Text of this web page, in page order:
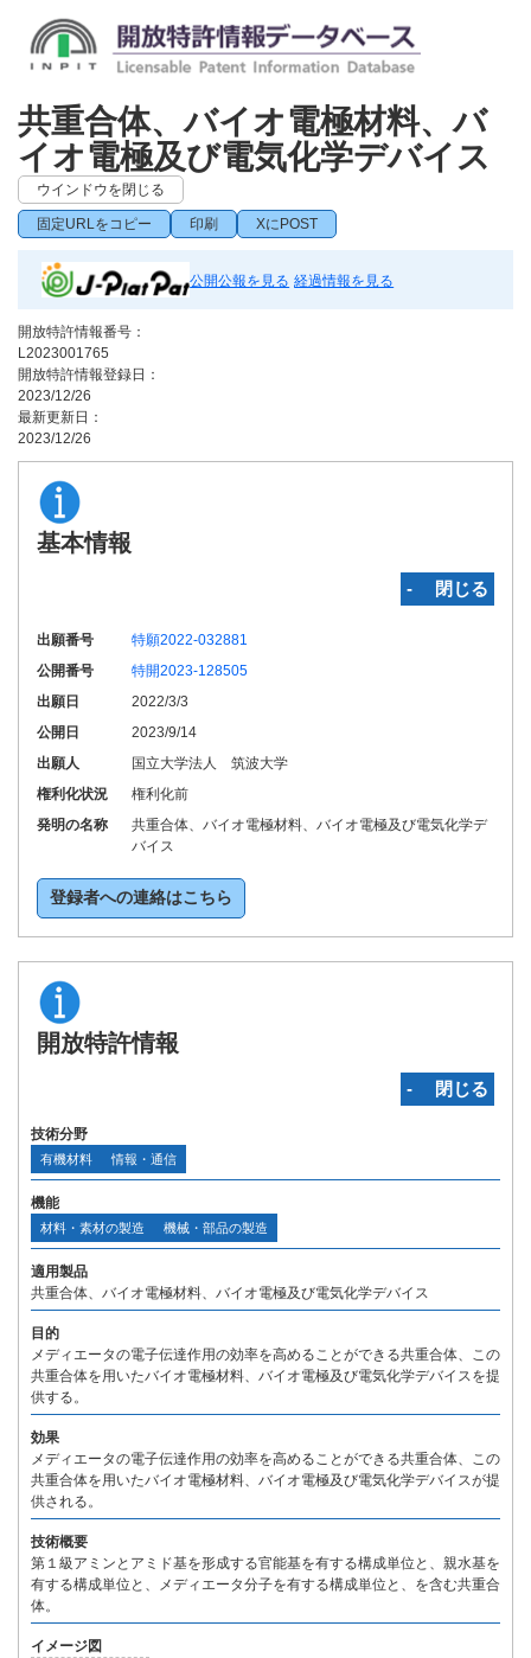
共重合体、バイオ電極材料、バ
イオ電極及び電気化学デバイス
ウインドウを閉じる
固定URLをコピー 印刷 XにPOST
公開公報を見る 経過情報を見る
開放特許情報番号：
L2023001765
開放特許情報登録日：
2023/12/26
最新更新日：
2023/12/26
基本情報
‐ 閉じる
出願番号
特願2022-032881
公開番号
特開2023-128505
出願日
2022/3/3
公開日
2023/9/14
出願人
国立大学法人 筑波大学
権利化状況
権利化前
発明の名称
共重合体、バイオ電極材料、バイオ電極及び電気化学デ
バイス
登録者への連絡はこちら
開放特許情報
‐ 閉じる
技術分野
有機材料 情報・通信
機能
材料・素材の製造 機械・部品の製造
適用製品
共重合体、バイオ電極材料、バイオ電極及び電気化学デバイス
目的
メディエータの電子伝達作用の効率を高めることができる共重合体、この
共重合体を用いたバイオ電極材料、バイオ電極及び電気化学デバイスを提
供する。
効果
メディエータの電子伝達作用の効率を高めることができる共重合体、この
共重合体を用いたバイオ電極材料、バイオ電極及び電気化学デバイスが提
供される。
技術概要
第１級アミンとアミド基を形成する官能基を有する構成単位と、親水基を
有する構成単位と、メディエータ分子を有する構成単位と、を含む共重合
体。
イメージ図